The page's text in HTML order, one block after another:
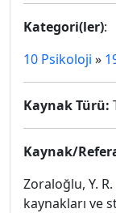
Kategori(ler):
10 Psikoloji »
Kaynak Türü:
Kaynak/
Zoraloğlu, Y. R.
kaynakları ve